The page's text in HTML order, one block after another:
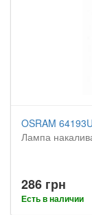
OSRAM
Лампа
286 грн
Есть в наличии